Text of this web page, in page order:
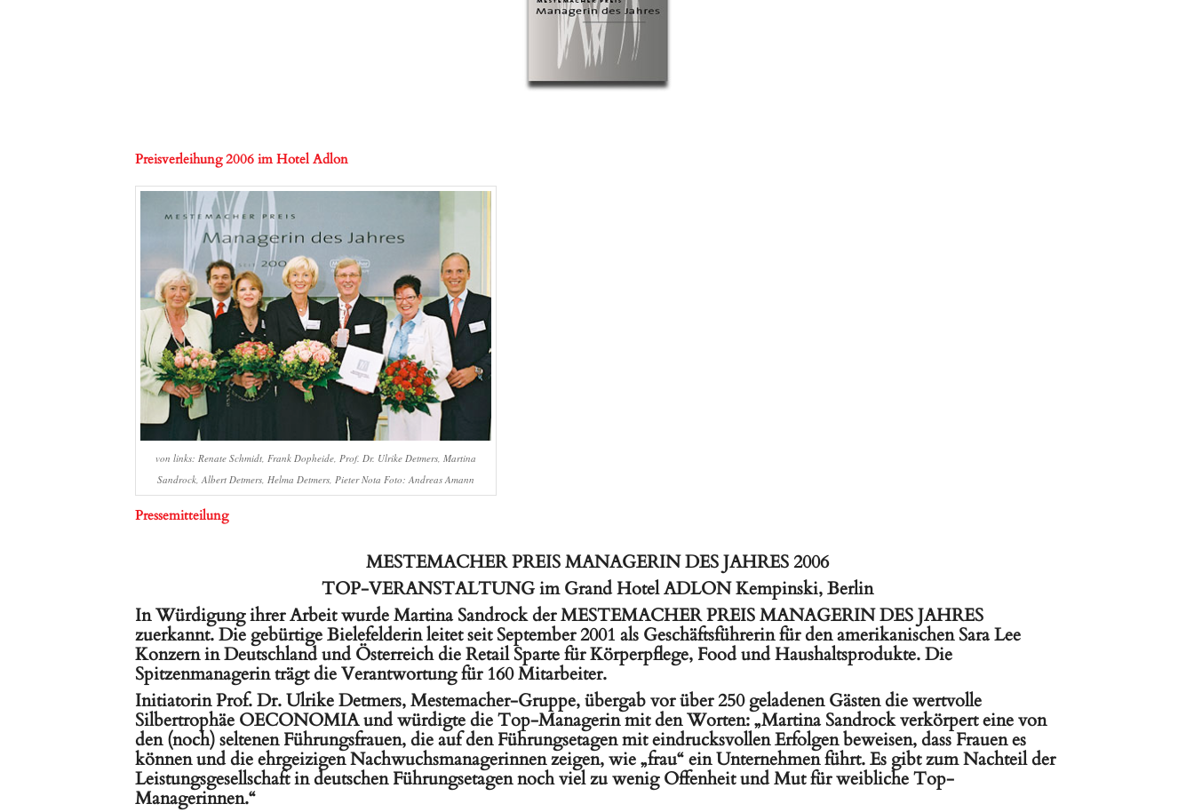
Preisverleihung 2006 im Hotel Adlon
von links: Renate Schmidt, Frank Dopheide, Prof. Dr. Ulrike Detmers, Martina
Sandrock, Albert Detmers, Helma Detmers, Pieter Nota Foto: Andreas Amann
Pressemitteilung
MESTEMACHER PREIS MANAGERIN DES JAHRES 2006
TOP-VERANSTALTUNG im Grand Hotel ADLON Kempinski, Berlin
In Würdigung ihrer Arbeit wurde Martina Sandrock der MESTEMACHER PREIS MANAGERIN DES JAHRES
zuerkannt. Die gebürtige Bielefelderin leitet seit September 2001 als Geschäftsführerin für den amerikanischen Sara Lee
Konzern in Deutschland und Österreich die Retail Sparte für Körperpflege, Food und Haushaltsprodukte. Die
Spitzenmanagerin trägt die Verantwortung für 160 Mitarbeiter.
Initiatorin Prof. Dr. Ulrike Detmers, Mestemacher-Gruppe, übergab vor über 250 geladenen Gästen die wertvolle
Silbertrophäe OECONOMIA und würdigte die Top-Managerin mit den Worten: „Martina Sandrock verkörpert eine von
den (noch) seltenen Führungsfrauen, die auf den Führungsetagen mit eindrucksvollen Erfolgen beweisen, dass Frauen es
können und die ehrgeizigen Nachwuchsmanagerinnen zeigen, wie „frau“ ein Unternehmen führt. Es gibt zum Nachteil der
Leistungsgesellschaft in deutschen Führungsetagen noch viel zu wenig Offenheit und Mut für weibliche Top-
Managerinnen.“